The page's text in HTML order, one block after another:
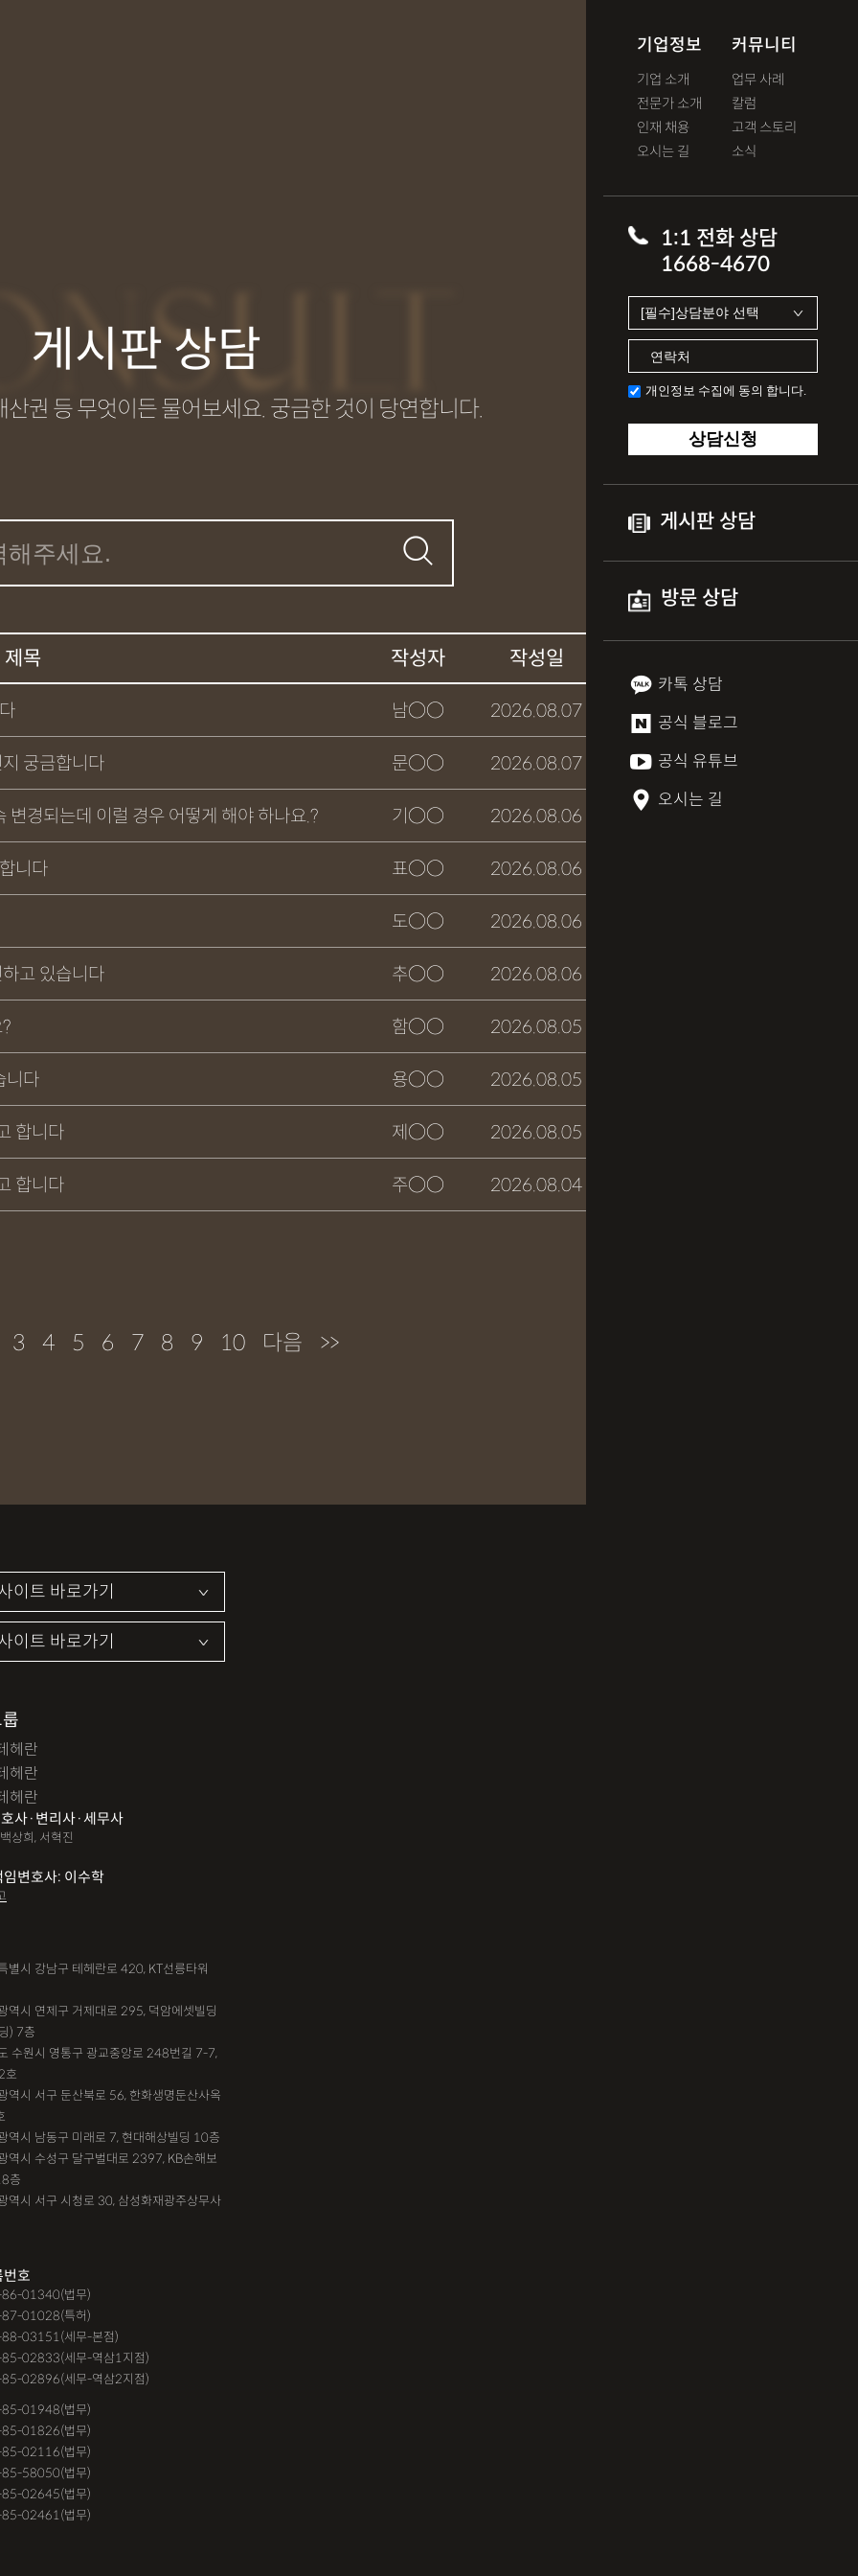
기업정보
기업 소개
전문가 소개
인재 채용
오시는 길
커뮤니티
업무 사례
칼럼
고객 스토리
소식
1:1 전화 상담
1668-4670
개인정보 수집에 동의 합니다.
상담신청
게시판 상담
방문 상담
카톡 상담
공식 블로그
공식 유튜브
오시는 길
게시판 상담
산권 등 무엇이든 물어보세요. 궁금한 것이 당연합니다.
제목 작성자 작성일
남○○ 2026.08.07 접수완료
궁금합니다 문○○ 2026.08.07 접수완료
경되는데 이럴 경우 어떻게 해야 하나요.? 기○○ 2026.08.06 접수완료
니다 표○○ 2026.08.06
도○○ 2026.08.06
고 있습니다 추○○ 2026.08.06
함○○ 2026.08.05
니다 용○○ 2026.08.05
합니다 제○○ 2026.08.05
합니다 주○○ 2026.08.04
3 4 5 6 7 8 9 10 다음 >>
헤란
헤란
헤란
사·변리사·세무사
상희, 서혁진
임변호사: 이수학
별시 강남구 테헤란로 420, KT선릉타워
역시 연제구 거제대로 295, 덕암에셋빌딩
) 7층
수원시 영통구 광교중앙로 248번길 7-7,
호
역시 서구 둔산북로 56, 한화생명둔산사옥
역시 남동구 미래로 7, 현대해상빌딩 10층
역시 수성구 달구벌대로 2397, KB손해보
층
역시 서구 시청로 30, 삼성화재광주상무사
번호
86-01340(법무)
01028(특허)
03151(세무-본점)
02833(세무-역삼1지점)
02896(세무-역삼2지점)
85-01948(법무)
85-01826(법무)
85-02116(법무)
85-58050(법무)
85-02645(법무)
85-02461(법무)